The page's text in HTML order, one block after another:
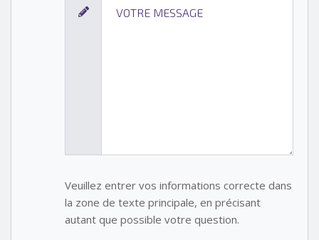
Veuillez entrer vos informations correcte dans
la zone de texte principale, en précisant
autant que possible votre question.